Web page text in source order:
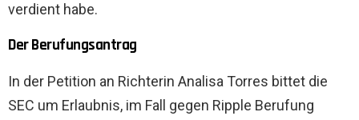
verdient habe.
Der Berufungsantrag
In der Petition an Richterin Analisa Torres bittet die
SEC um Erlaubnis, im Fall gegen Ripple Berufung